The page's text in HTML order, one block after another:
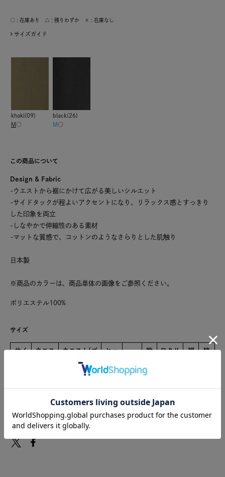
○ : 在庫あり △ : 残りわずか × : 在庫なし
サイズガイド
khaki(09)
M ○
black(26)
M ○
この商品について
Design & Fabric
-ウエストから裾にかけて広がる美しいシルエット
-サイドタックが程よいアクセントになり、リラックス感とすっきり
した印象を両立
-しなやかで伸縮性のある素材
-マットな質感で、コットンのようなさらりとした肌触り
日本製
※商品のカラーは、商品単体の画像をご参照ください。
ポリエステル100%
サイズ
サイ
ウエス
ウエスト(ゴ
ヒッ
股
ワタリ
裾
脇
110 49.5 42
再入荷リクエストとは？
この商品について問い合わせる